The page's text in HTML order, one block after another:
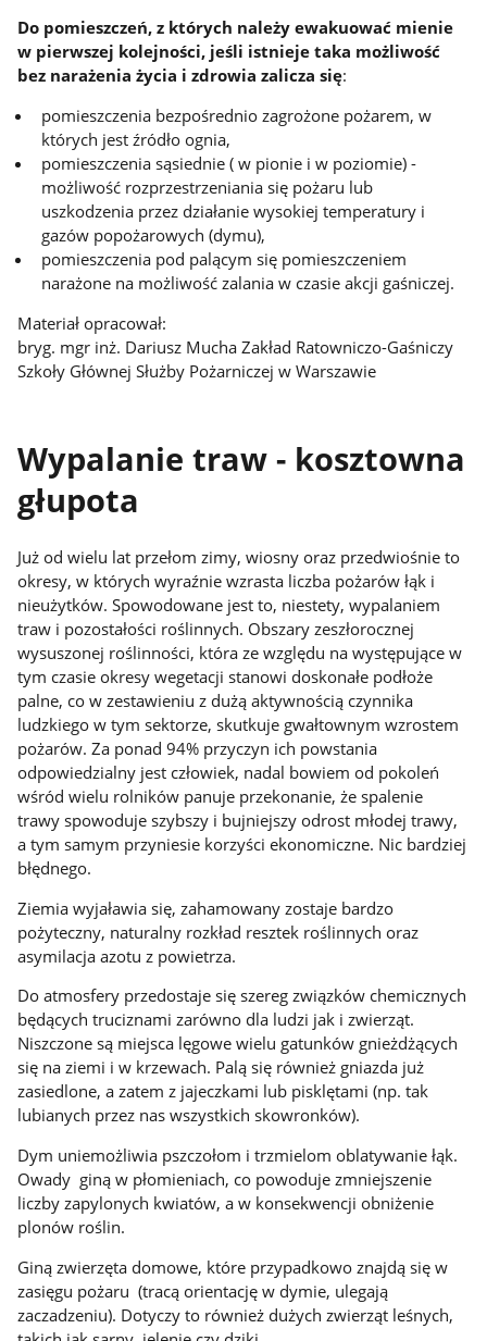
Do pomieszczeń, z których należy ewakuować mienie
w pierwszej kolejności, jeśli istnieje taka możliwość
bez narażenia życia i zdrowia zalicza się:
pomieszczenia bezpośrednio zagrożone pożarem, w
których jest źródło ognia,
pomieszczenia sąsiednie ( w pionie i w poziomie) -
możliwość rozprzestrzeniania się pożaru lub
uszkodzenia przez działanie wysokiej temperatury i
gazów popożarowych (dymu),
pomieszczenia pod palącym się pomieszczeniem
narażone na możliwość zalania w czasie akcji gaśniczej.
Materiał opracował:
bryg. mgr inż. Dariusz Mucha Zakład Ratowniczo-Gaśniczy
Szkoły Głównej Służby Pożarniczej w Warszawie
Wypalanie traw - kosztowna
głupota
Już od wielu lat przełom zimy, wiosny oraz przedwiośnie to
okresy, w których wyraźnie wzrasta liczba pożarów łąk i
nieużytków. Spowodowane jest to, niestety, wypalaniem
traw i pozostałości roślinnych. Obszary zeszłorocznej
wysuszonej roślinności, która ze względu na występujące w
tym czasie okresy wegetacji stanowi doskonałe podłoże
palne, co w zestawieniu z dużą aktywnością czynnika
ludzkiego w tym sektorze, skutkuje gwałtownym wzrostem
pożarów. Za ponad 94% przyczyn ich powstania
odpowiedzialny jest człowiek, nadal bowiem od pokoleń
wśród wielu rolników panuje przekonanie, że spalenie
trawy spowoduje szybszy i bujniejszy odrost młodej trawy,
a tym samym przyniesie korzyści ekonomiczne. Nic bardziej
błędnego.
Ziemia wyjaławia się, zahamowany zostaje bardzo
pożyteczny, naturalny rozkład resztek roślinnych oraz
asymilacja azotu z powietrza.
Do atmosfery przedostaje się szereg związków chemicznych
będących truciznami zarówno dla ludzi jak i zwierząt.
Niszczone są miejsca lęgowe wielu gatunków gnieżdżących
się na ziemi i w krzewach. Palą się również gniazda już
zasiedlone, a zatem z jajeczkami lub pisklętami (np. tak
lubianych przez nas wszystkich skowronków).
Dym uniemożliwia pszczołom i trzmielom oblatywanie łąk.
Owady giną w płomieniach, co powoduje zmniejszenie
liczby zapylonych kwiatów, a w konsekwencji obniżenie
plonów roślin.
Giną zwierzęta domowe, które przypadkowo znajdą się w
zasięgu pożaru (tracą orientację w dymie, ulegają
zaczadzeniu). Dotyczy to również dużych zwierząt leśnych,